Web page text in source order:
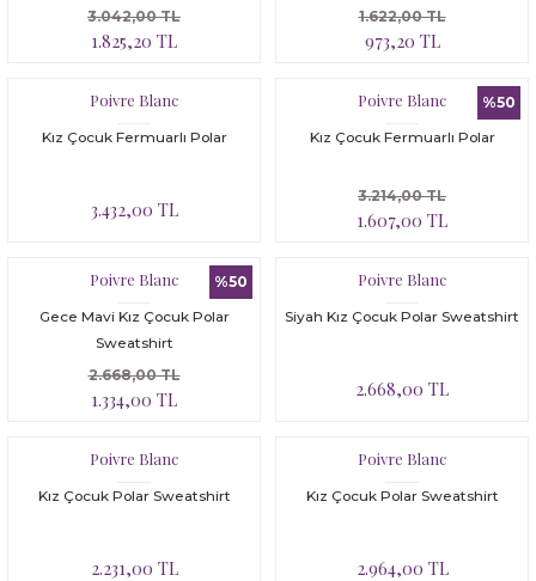
1.825,20 TL
3.042,00 TL
973,20 TL
1.622,00 TL
Poivre Blanc
Kız Çocuk Fermuarlı Polar
3.432,00 TL
%50
Poivre Blanc
Kız Çocuk Fermuarlı Polar
1.607,00 TL
3.214,00 TL
%50
Poivre Blanc
Gece Mavi Kız Çocuk Polar
Sweatshirt
1.334,00 TL
2.668,00 TL
Poivre Blanc
Siyah Kız Çocuk Polar Sweatshirt
2.668,00 TL
Poivre Blanc
Kız Çocuk Polar Sweatshirt
2.231,00 TL
Poivre Blanc
Kız Çocuk Polar Sweatshirt
2.964,00 TL